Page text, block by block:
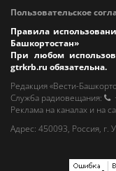
Пользовательское
Правила
Башкортостан»
При любом
gtrkrb.ru обязательна.
Редакция «Вести-
Cлужба радиовещания:
Реклама на каналах и на
Адрес: 450093, Россия, г.